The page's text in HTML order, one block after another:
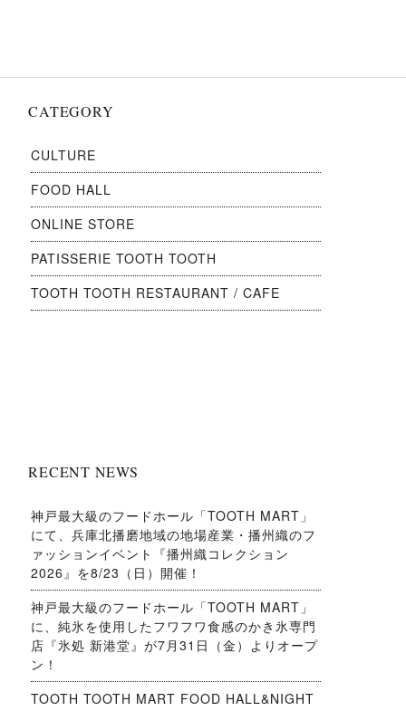
CATEGORY
CULTURE
FOOD HALL
ONLINE STORE
PATISSERIE TOOTH TOOTH
TOOTH TOOTH RESTAURANT / CAFE
RECENT NEWS
神戸最大級のフードホール「TOOTH MART」
にて、兵庫北播磨地域の地場産業・播州織のフ
ァッションイベント『播州織コレクション
2026』を8/23（日）開催！
神戸最大級のフードホール「TOOTH MART」
に、純氷を使用したフワフワ食感のかき氷専門
店『氷処 新港堂』が7月31日（金）よりオープ
ン！
TOOTH TOOTH MART FOOD HALL&NIGHT